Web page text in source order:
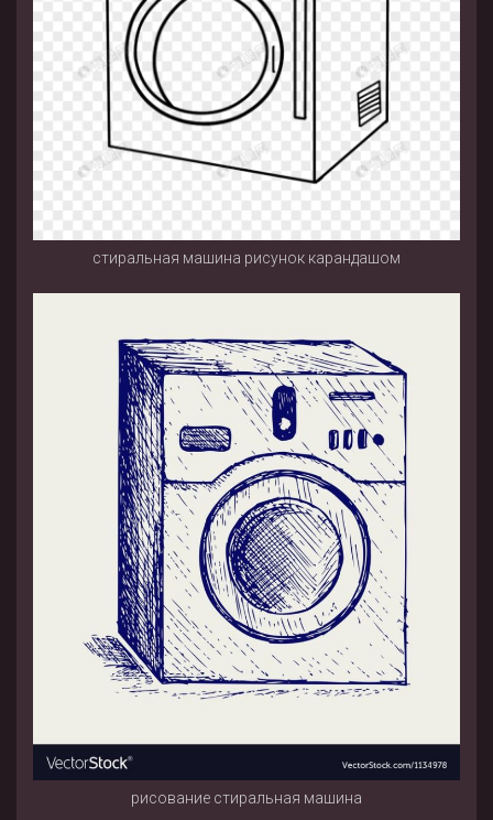
стиральная машина рисунок карандашом
рисование стиральная машина